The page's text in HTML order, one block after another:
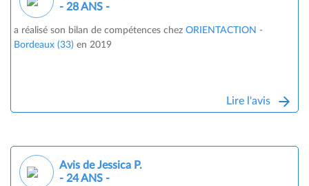
- 28 ANS -
a réalisé son bilan de compétences chez ORIENTACTION -
Bordeaux (33) en 2019
Lire l'avis
Avis de Jessica P.
- 24 ANS -